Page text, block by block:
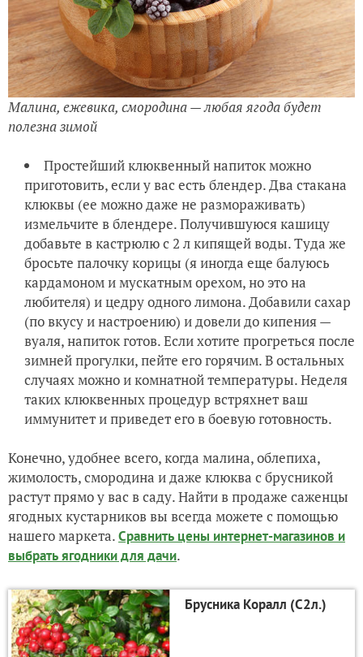
Малина, ежевика, смородина — любая ягода будет
полезна зимой
Простейший клюквенный напиток можно
приготовить, если у вас есть блендер. Два стакана
клюквы (ее можно даже не размораживать)
измельчите в блендере. Получившуюся кашицу
добавьте в кастрюлю с 2 л кипящей воды. Туда же
бросьте палочку корицы (я иногда еще балуюсь
кардамоном и мускатным орехом, но это на
любителя) и цедру одного лимона. Добавили сахар
(по вкусу и настроению) и довели до кипения —
вуаля, напиток готов. Если хотите прогреться после
зимней прогулки, пейте его горячим. В остальных
случаях можно и комнатной температуры. Неделя
таких клюквенных процедур встряхнет ваш
иммунитет и приведет его в боевую готовность.
Конечно, удобнее всего, когда малина, облепиха,
жимолость, смородина и даже клюква с брусникой
растут прямо у вас в саду. Найти в продаже саженцы
ягодных кустарников вы всегда можете с помощью
нашего маркета.Сравнить цены интернет-магазинов и
выбрать ягодники для дачи.
Брусника Коралл (С2л.)